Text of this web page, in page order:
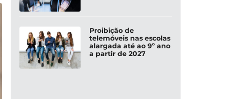
Proibição de
telemóveis nas escolas
alargada até ao 9º ano
a partir de 2027